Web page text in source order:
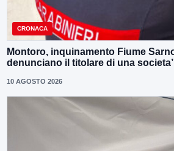
CRONACA
Montoro, inquinamento Fiume
denunciano il titolare di una societa’
10 AGOSTO 2026